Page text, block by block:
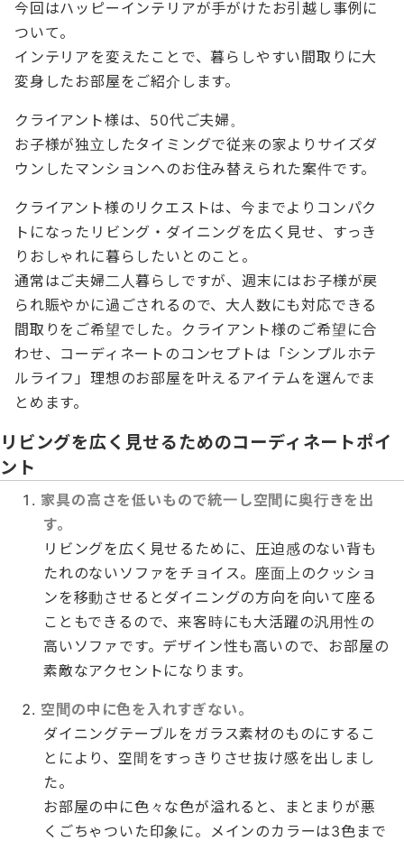
今回はハッピーインテリアが手がけたお引越し事例に
ついて。
インテリアを変えたことで、暮らしやすい間取りに大
変身したお部屋をご紹介します。
クライアント様は、50代ご夫婦。
お子様が独立したタイミングで従来の家よりサイズダ
ウンしたマンションへのお住み替えられた案件です。
クライアント様のリクエストは、今までよりコンパク
トになったリビング・ダイニングを広く見せ、すっき
りおしゃれに暮らしたいとのこと。
通常はご夫婦二人暮らしですが、週末にはお子様が戻
られ賑やかに過ごされるので、大人数にも対応できる
間取りをご希望でした。クライアント様のご希望に合
わせ、コーディネートのコンセプトは「シンプルホテ
ルライフ」理想のお部屋を叶えるアイテムを選んでま
とめます。
リビングを広く見せるためのコーディネートポイ
ント
家具の高さを低いもので統一し空間に奥行きを出
す。
リビングを広く見せるために、圧迫感のない背も
たれのないソファをチョイス。座面上のクッショ
ンを移動させるとダイニングの方向を向いて座る
こともできるので、来客時にも大活躍の汎用性の
高いソファです。デザイン性も高いので、お部屋の
素敵なアクセントになります。
空間の中に色を入れすぎない。
ダイニングテーブルをガラス素材のものにするこ
とにより、空間をすっきりさせ抜け感を出しまし
た。
お部屋の中に色々な色が溢れると、まとまりが悪
くごちゃついた印象に。メインのカラーは3色まで